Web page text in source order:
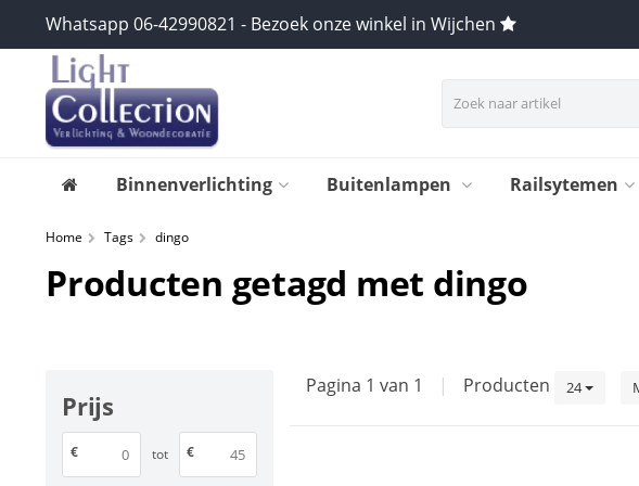
Whatsapp 06-42990821 - Bezoek onze winkel in Wijchen
Binnenverlichting Buitenlampen Railsytemen
Home Tags dingo
Producten getagd met dingo
Prijs
€ tot €
Pagina 1 van 1 | Producten 24